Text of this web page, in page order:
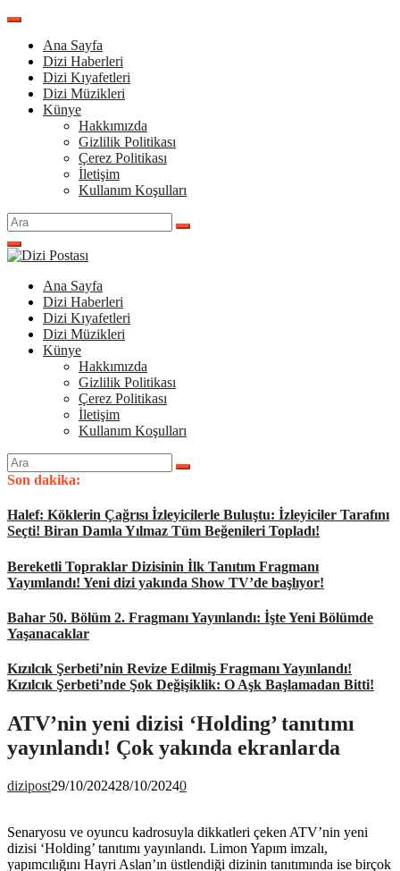
İçeriğe
Ana Sayfa
Dizi Haberleri
Dizi Kıyafetleri
Dizi Müzikleri
Künye
Hakkımızda
Gizlilik Politikası
Çerez Politikası
İletişim
Kullanım Koşulları
Arama
yap:
Ana Sayfa
Dizi Haberleri
Dizi Kıyafetleri
Dizi Müzikleri
Künye
Hakkımızda
Gizlilik Politikası
Çerez Politikası
İletişim
Kullanım Koşulları
Arama
yap:
Son dakika:
Halef: Köklerin Çağrısı İzleyicilerle Buluştu: İzleyiciler Tarafını
Seçti! Biran Damla Yılmaz Tüm Beğenileri Topladı!
Bereketli Topraklar Dizisinin İlk Tanıtım Fragmanı
Yayımlandı! Yeni dizi yakında Show TV’de başlıyor!
Bahar 50. Bölüm 2. Fragmanı Yayınlandı: İşte Yeni Bölümde
Yaşanacaklar
Kızılcık Şerbeti’nin Revize Edilmiş Fragmanı Yayınlandı!
Kızılcık Şerbeti’nde Şok Değişiklik: O Aşk Başlamadan Bitti!
ATV’nin yeni dizisi ‘Holding’ tanıtımı
yayınlandı! Çok yakında ekranlarda
dizipost29/10/202428/10/20240
Senaryosu ve oyuncu kadrosuyla dikkatleri çeken ATV’nin yeni
dizisi ‘Holding’ tanıtımı yayınlandı. Limon Yapım imzalı,
yapımcılığını Hayri Aslan’ın üstlendiği dizinin tanıtımında ise birçok